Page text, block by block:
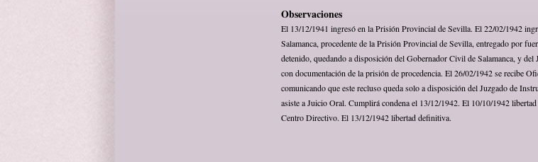
Observaciones
El 13/12/1941 ingresó en la Prisión Provincial de Sevilla. El 22/02/1942
Salamanca, procedente de la Prisión Provincial de Sevilla, entregado por
detenido, quedando a disposición del Gobernador Civil de Salamanca, y del
con documentación de la prisión de procedencia. El 26/02/1942 se recibe
comunicando que este recluso queda solo a disposición del Juzgado de
asiste a Juicio Oral. Cumplirá condena el 13/12/1942. El 10/10/1942
Centro Directivo. El 13/12/1942 libertad definitiva.